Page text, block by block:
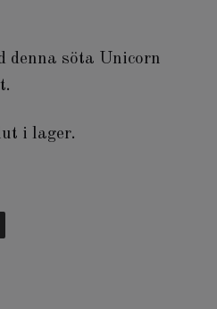
denna söta Unicorn
i lager.